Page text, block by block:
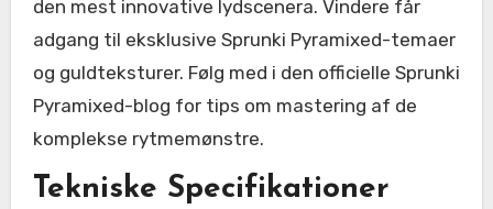
den mest innovative lydscenera. Vindere får
adgang til eksklusive Sprunki Pyramixed-temaer
og guldteksturer. Følg med i den officielle Sprunki
Pyramixed-blog for tips om mastering af de
komplekse rytmemønstre.
Tekniske Specifikationer